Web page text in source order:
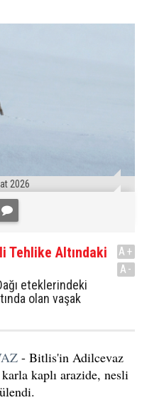
2026
Tehlike Altındaki
eteklerindeki
olan vaşak
A+
A-
- Bitlis'in Adilcevaz
kaplı arazide, nesli